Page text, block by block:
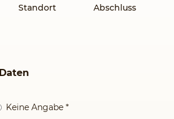
Standort Abschluss
Keine Angabe *